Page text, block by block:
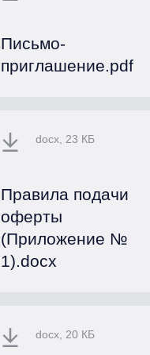
Письмо-
приглашение.pdf
docx, 23 КБ
Правила подачи
оферты
(Приложение №
1).docx
docx, 20 КБ